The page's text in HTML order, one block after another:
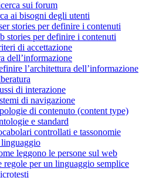
sui forum
ai bisogni degli utenti
stories per definire i contenuti
stories per definire i contenuti
di accettazione
dell’informazione
l’architettura dell’informazione
di interazione
di navigazione
di contenuto (content type)
e standard
controllati e tassonomie
leggono le persone sul web
regole per un linguaggio semplice